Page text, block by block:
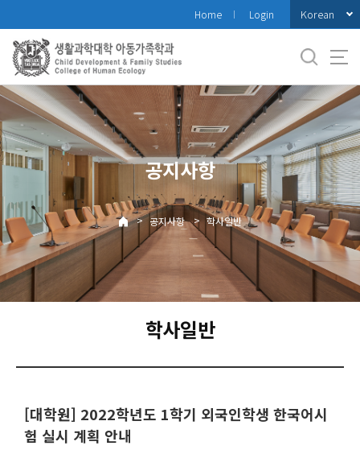
로
메
뉴
Home Login Korean
공지사항
> 공지사항 > 학사일반
학사일반
[대학원] 2022학년도 1학기 외국인학생 한국어시
험 실시 계획 안내